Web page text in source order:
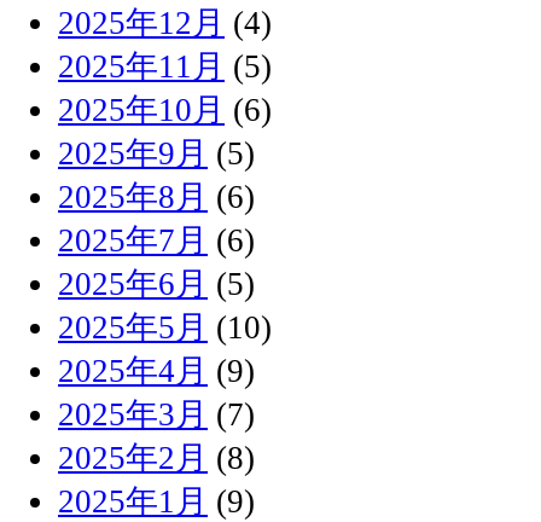
2025年12月 (4)
2025年11月 (5)
2025年10月 (6)
2025年9月 (5)
2025年8月 (6)
2025年7月 (6)
2025年6月 (5)
2025年5月 (10)
2025年4月 (9)
2025年3月 (7)
2025年2月 (8)
2025年1月 (9)